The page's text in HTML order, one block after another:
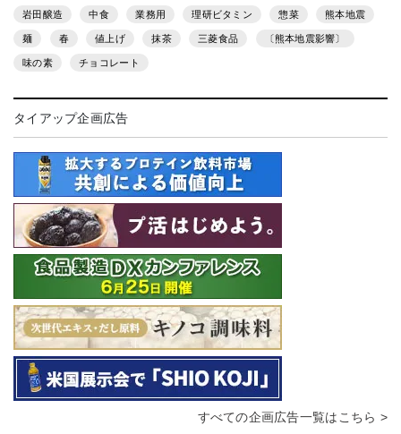
岩田醸造 中食 業務用 理研ビタミン 惣菜 熊本地震
麺 春 値上げ 抹茶 三菱食品 〔熊本地震影響〕
味の素 チョコレート
タイアップ企画広告
すべての企画広告一覧はこちら >